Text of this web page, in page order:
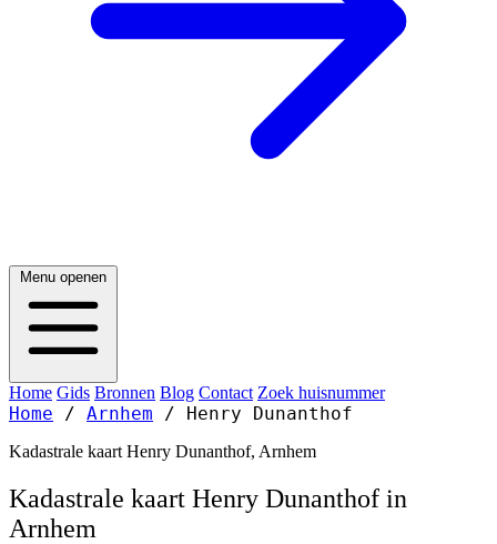
Menu openen
Home Gids Bronnen Blog Contact Zoek huisnummer
Home / Arnhem / Henry Dunanthof
Kadastrale kaart Henry Dunanthof, Arnhem
Kadastrale kaart Henry Dunanthof in
Arnhem